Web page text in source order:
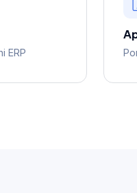
ERP